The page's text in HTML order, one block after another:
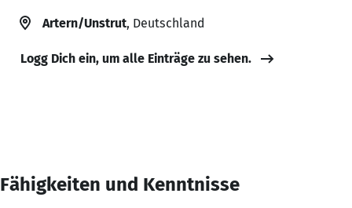
Artern/Unstrut, Deutschland
Logg Dich ein, um alle Einträge zu sehen.
Fähigkeiten und Kenntnisse